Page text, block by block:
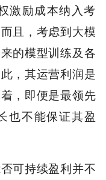
激励成本纳入考
且，考虑到大模
的模型训练及各
，其运营利润是
，即便是最领先
也不能保证其盈
可持续盈利并不